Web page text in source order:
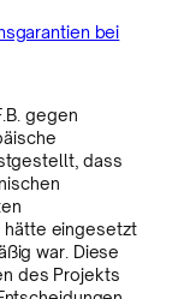
bei
gegen
dass
hätte eingesetzt
war. Diese
des Projekts